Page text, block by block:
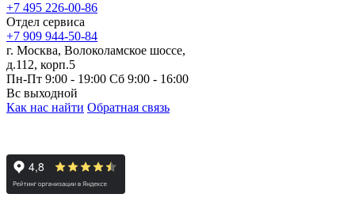
+7 495 226-00-86
Отдел сервиса
+7 909 944-50-84
г. Москва, Волоколамское шоссе,
д.112, корп.5
Пн-Пт 9:00 - 19:00 Сб 9:00 - 16:00
Вс выходной
Как нас найти Обратная связь